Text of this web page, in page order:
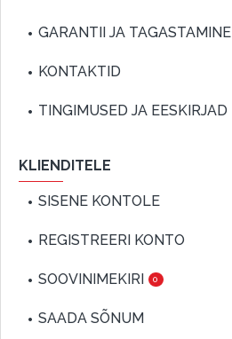
GARANTII JA TAGASTAMINE
KONTAKTID
TINGIMUSED JA EESKIRJAD
KLIENDITELE
SISENE KONTOLE
REGISTREERI KONTO
SOOVINIMEKIRI 0
SAADA SÕNUM